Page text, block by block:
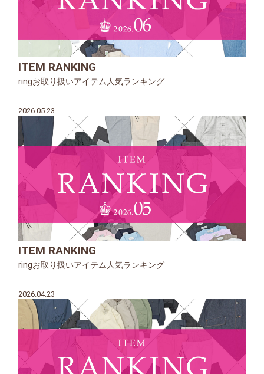
ITEM RANKING
ringお取り扱いアイテム人気ランキング
2026.05.23
ITEM RANKING
ringお取り扱いアイテム人気ランキング
2026.04.23